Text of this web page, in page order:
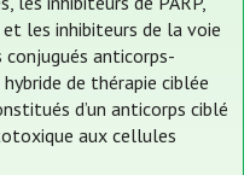
les inhibiteurs de la voie
conjugués anticorps-
de thérapie ciblée
d’un anticorps ciblé
aux cellules